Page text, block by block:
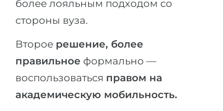
более лояльным подходом со
стороны вуза.
Второе решение, более
правильное формально —
воспользоваться правом на
академическую мобильность.